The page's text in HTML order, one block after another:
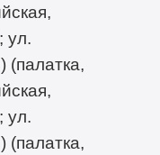
ул.
(палатка,
ул.
(палатка,